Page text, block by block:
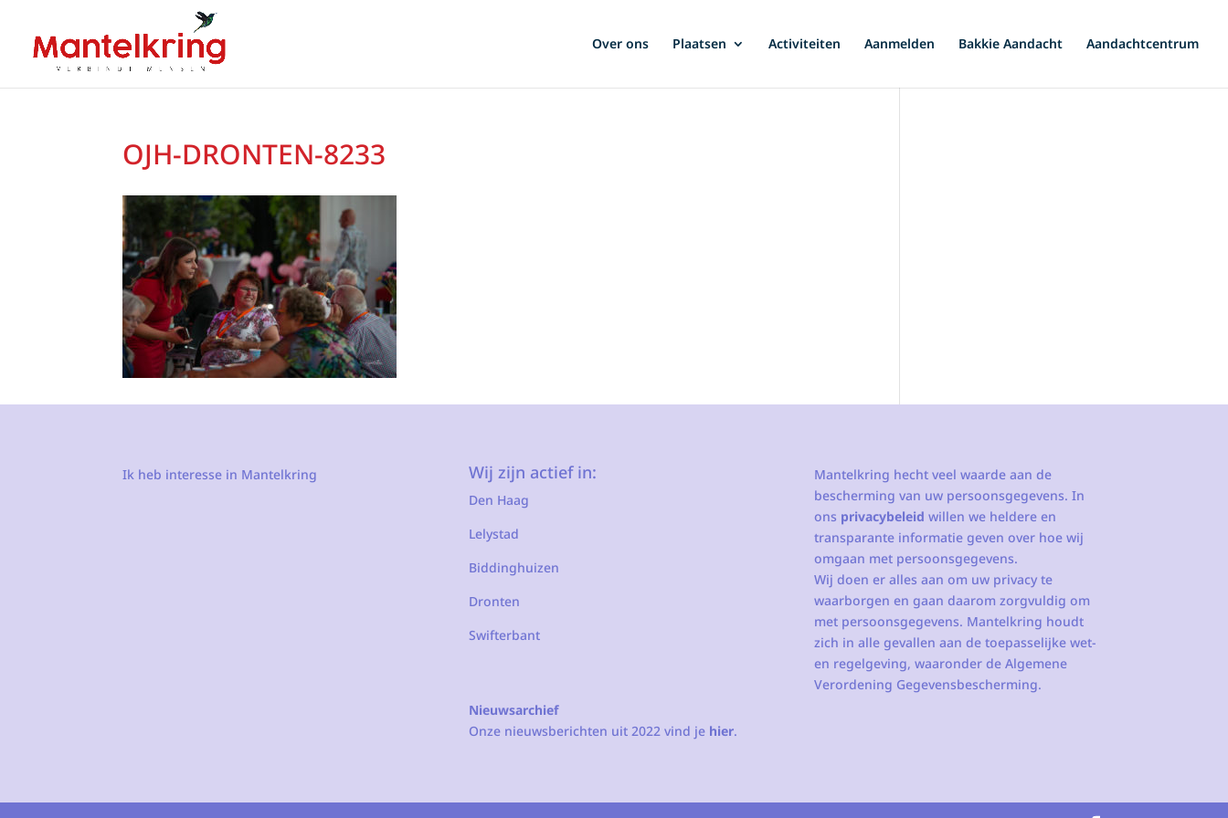
Over ons Plaatsen Activiteiten Aanmelden Bakkie Aandacht Aandachtcentrum
OJH-DRONTEN-8233
Ik heb interesse in Mantelkring Wij zijn actief in:
Den Haag
Lelystad
Biddinghuizen
Dronten
Swifterbant
Nieuwsarchief
Onze nieuwsberichten uit 2022 vind je hier.
Mantelkring hecht veel waarde aan de
bescherming van uw persoonsgegevens. In
ons privacybeleid willen we heldere en
transparante informatie geven over hoe wij
omgaan met persoonsgegevens.
Wij doen er alles aan om uw privacy te
waarborgen en gaan daarom zorgvuldig om
met persoonsgegevens. Mantelkring houdt
zich in alle gevallen aan de toepasselijke wet-
en regelgeving, waaronder de Algemene
Verordening Gegevensbescherming.